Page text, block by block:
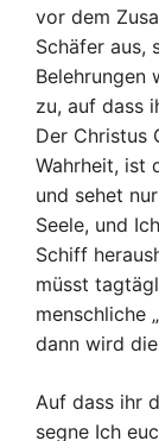
vor dem
Schäfer aus,
Belehrungen
zu, auf dass
Der Christus
Wahrheit, ist
und sehet
Seele, und
Schiff
müsst
menschliche
dann wird
Auf dass ihr
segne Ich